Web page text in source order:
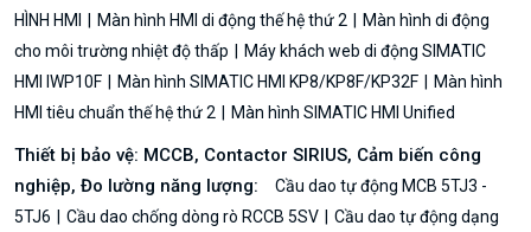
HÌNH HMI
Màn hình HMI di động thế hệ thứ 2
Màn hình di động
cho môi trường nhiệt độ thấp
Máy khách web di động SIMATIC
HMI IWP10F
Màn hình SIMATIC HMI KP8/KP8F/KP32F
Màn hình
HMI tiêu chuẩn thế hệ thứ 2
Màn hình SIMATIC HMI Unified
Thiết bị bảo vệ: MCCB, Contactor SIRIUS, Cảm biến công
nghiệp, Đo lường năng lượng:
Cầu dao tự động MCB 5TJ3 -
5TJ6
Cầu dao chống dòng rò RCCB 5SV
Cầu dao tự động dạng